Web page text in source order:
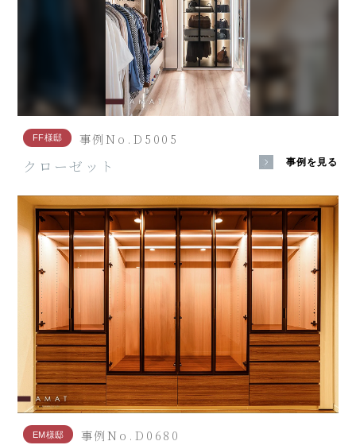
FF様邸 事例No.D5005
クローゼット 事例を見る
EM様邸 事例No.D0680